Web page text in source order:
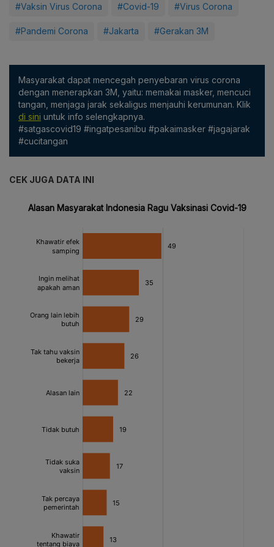
#Vaksin Virus Corona #Covid-19 #Virus Corona
#Pandemi Corona #Jakarta #Gerakan 3M
Masyarakat dapat mencegah penyebaran virus corona
dengan menerapkan 3M, yaitu: memakai masker, mencuci
tangan, menjaga jarak sekaligus menjauhi kerumunan. Klik
di sini untuk info selengkapnya.
#satgascovid19 #ingatpesanibu #pakaimasker #jagajarak
#cucitangan
CEK JUGA DATA INI